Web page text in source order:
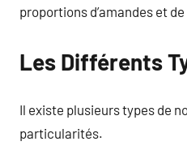
proportions d’amandes et
Les Différents
Il existe plusieurs types de
particularités.